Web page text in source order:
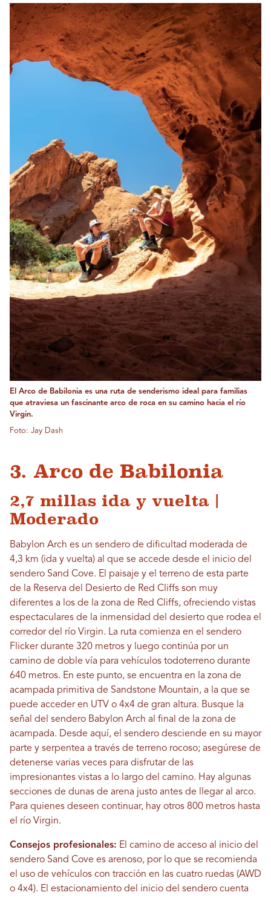
El Arco de Babilonia es una ruta de senderismo ideal para familias
que atraviesa un fascinante arco de roca en su camino hacia el río
Virgin.
Foto: Jay Dash
3. Arco de Babilonia
2,7 millas ida y vuelta |
Moderado
Babylon Arch es un sendero de dificultad moderada de
4,3 km (ida y vuelta) al que se accede desde el inicio del
sendero Sand Cove. El paisaje y el terreno de esta parte
de la Reserva del Desierto de Red Cliffs son muy
diferentes a los de la zona de Red Cliffs, ofreciendo vistas
espectaculares de la inmensidad del desierto que rodea el
corredor del río Virgin. La ruta comienza en el sendero
Flicker durante 320 metros y luego continúa por un
camino de doble vía para vehículos todoterreno durante
640 metros. En este punto, se encuentra en la zona de
acampada primitiva de Sandstone Mountain, a la que se
puede acceder en UTV o 4x4 de gran altura. Busque la
señal del sendero Babylon Arch al final de la zona de
acampada. Desde aquí, el sendero desciende en su mayor
parte y serpentea a través de terreno rocoso; asegúrese de
detenerse varias veces para disfrutar de las
impresionantes vistas a lo largo del camino. Hay algunas
secciones de dunas de arena justo antes de llegar al arco.
Para quienes deseen continuar, hay otros 800 metros hasta
el río Virgin.
Consejos profesionales: El camino de acceso al inicio del
sendero Sand Cove es arenoso, por lo que se recomienda
el uso de vehículos con tracción en las cuatro ruedas (AWD
o 4x4). El estacionamiento del inicio del sendero cuenta